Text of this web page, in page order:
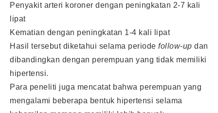
Penyakit arteri koroner dengan peningkatan 2-7 kali
lipat
Kematian dengan peningkatan 1-4 kali lipat
Hasil tersebut diketahui selama periode follow-up dan
dibandingkan dengan perempuan yang tidak memiliki
hipertensi.
Para peneliti juga mencatat bahwa perempuan yang
mengalami beberapa bentuk hipertensi selama